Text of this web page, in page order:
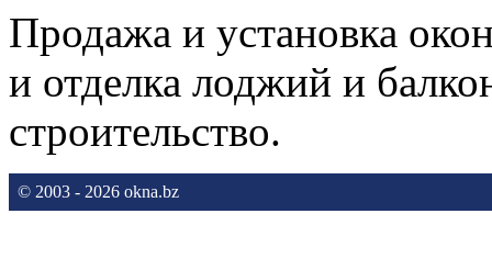
Продажа и установка
и отделка лоджий и
строительство.
© 2003 - 2026 okna.bz